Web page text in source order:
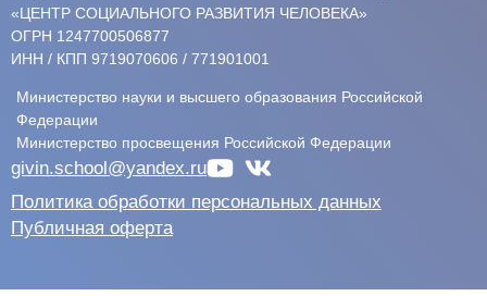
«ЦЕНТР СОЦИАЛЬНОГО РАЗВИТИЯ ЧЕЛОВЕКА»
ОГРН 1247700506877
ИНН / КПП 9719070606 / 771901001
Министерство науки и высшего образования Российской
Федерации
Министерство просвещения Российской Федерации
givin.school@yandex.ru
Политика обработки персональных данных
Публичная оферта